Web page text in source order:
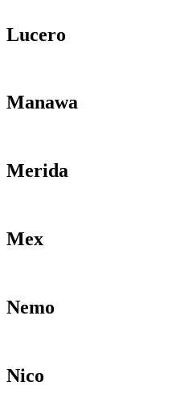
Lucero
Manawa
Merida
Mex
Nemo
Nico